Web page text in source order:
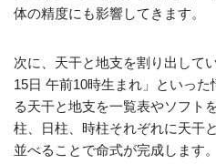
体の精度にも影響してきます。
次に、天干と地支を割り出して
15日 午前10時生まれ」といっ
る天干と地支を一覧表やソフト
柱、日柱、時柱それぞれに天干
並べることで命式が完成します。